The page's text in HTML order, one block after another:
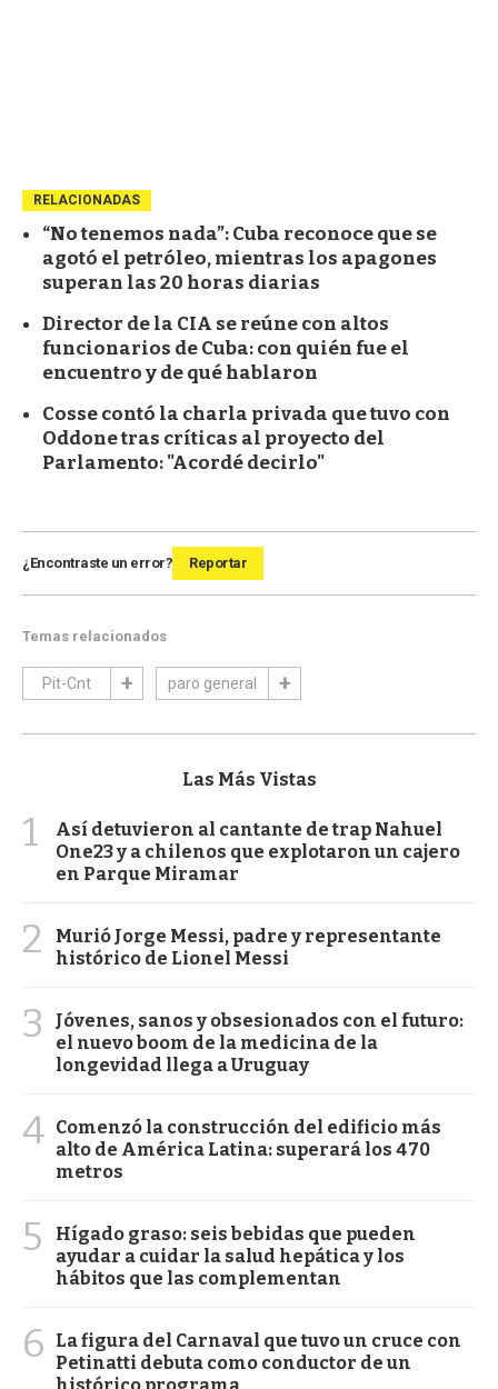
RELACIONADAS
“No tenemos nada”: Cuba reconoce que se
agotó el petróleo, mientras los apagones
superan las 20 horas diarias
Director de la CIA se reúne con altos
funcionarios de Cuba: con quién fue el
encuentro y de qué hablaron
Cosse contó la charla privada que tuvo con
Oddone tras críticas al proyecto del
Parlamento: "Acordé decirlo"
¿Encontraste un error? Reportar
Temas relacionados
Pit-Cnt paro general
Las Más Vistas
1
Así detuvieron al cantante de trap Nahuel
One23 y a chilenos que explotaron un cajero
en Parque Miramar
2
Murió Jorge Messi, padre y representante
histórico de Lionel Messi
3
Jóvenes, sanos y obsesionados con el futuro:
el nuevo boom de la medicina de la
longevidad llega a Uruguay
4 Comenzó la construcción del edificio más
alto de América Latina: superará los 470
metros
5
Hígado graso: seis bebidas que pueden
ayudar a cuidar la salud hepática y los
hábitos que las complementan
6
La figura del Carnaval que tuvo un cruce con
Petinatti debuta como conductor de un